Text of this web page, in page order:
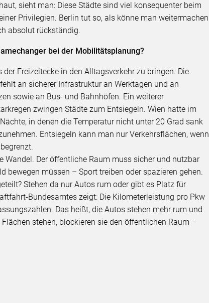
sieht man: Diese Städte sind viel konsequenter beim
Privilegien. Berlin tut so, als könne man weitermachen
absolut rückständig.
bei der Mobilitätsplanung?
Freizeitecke in den Alltagsverkehr zu bringen. Die
an sicherer Infrastruktur an Werktagen und an
sowie an Bus- und Bahnhöfen. Ein weiterer
zwingen Städte zum Entsiegeln. Wien hatte im
in denen die Temperatur nicht unter 20 Grad sank
Entsiegeln kann man nur Verkehrsflächen, wenn
Wandel. Der öffentliche Raum muss sicher und nutzbar
bewegen müssen – Sport treiben oder spazieren gehen.
Stehen da nur Autos rum oder gibt es Platz für
Bundesamtes zeigt: Die Kilometerleistung pro Pkw
Das heißt, die Autos stehen mehr rum und
stehen, blockieren sie den öffentlichen Raum –